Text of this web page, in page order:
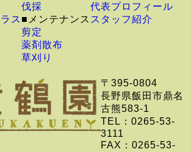
ス
伐採
■メンテナンス
剪定
薬剤散布
草刈り
代表プロフィール
スタッフ紹介
〒395-0804
長野県飯田市鼎名
古熊583-1
TEL：0265-53-
3111
FAX：0265-53-